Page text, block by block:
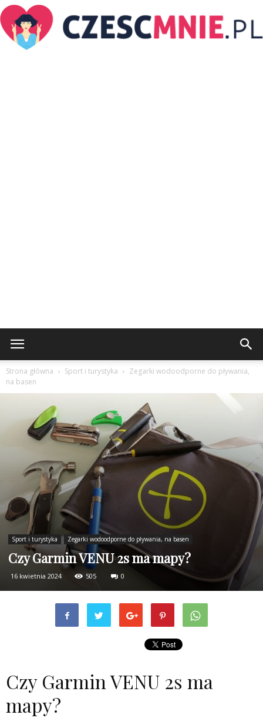
Strona główna Sport i turystyka
Zegarki wodoodporne do pływania,
na basen
Sport i turystyka Zegarki wodoodporne do pływania, na basen
Czy Garmin VENU 2s ma mapy?
16 kwietnia 2024 505 0
Czy Garmin VENU 2s ma
mapy?